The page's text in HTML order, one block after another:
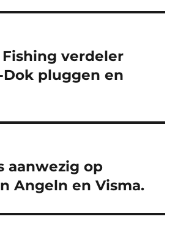
verdeler
Dok pluggen en
aanwezig op
Angeln en Visma.